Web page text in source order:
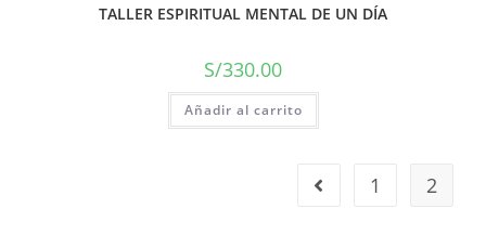
TALLER ESPIRITUAL MENTAL DE UN DÍA
S/330.00
Añadir al carrito
1 2